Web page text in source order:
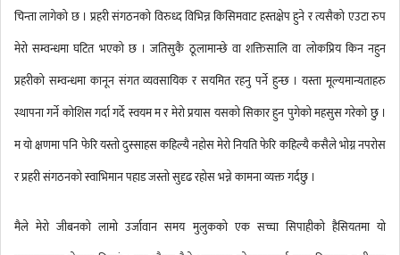
चिन्ता लागेको छ । प्रहरी संगठनको विरुध्द विभिन्न किसिमवाट हस्तक्षेप हुने र त्यसैको एउटा रुप
मेरो सम्वन्धमा घटित भएको छ । जतिसुकै ठूलामान्छे वा शक्तिसालि वा लोकप्रिय किन नहुन
प्रहरीको सम्वन्धमा कानून संगत व्यवसायिक र सयमित रहनु पर्ने हुन्छ । यस्ता मूल्यमान्यताहरु
स्थापना गर्ने कोशिस गर्दा गर्दे स्वयम म र मेरो प्रयास यसको सिकार हुन पुगेको महसुस गरेको छु ।
म यो क्षणमा पनि फेरि यस्तो दुस्साहस कहिल्यै नहोस मेरो नियति फेरि कहिल्यै कसैले भोग्न नपरोस
र प्रहरी संगठनको स्वाभिमान पहाड जस्तो सुदृढ रहोस भन्ने कामना व्यक्त गर्दछु ।
मैले मेरो जीबनको लामो उर्जावान समय मुलुकको एक सच्चा सिपाहीको हैसियतमा यो